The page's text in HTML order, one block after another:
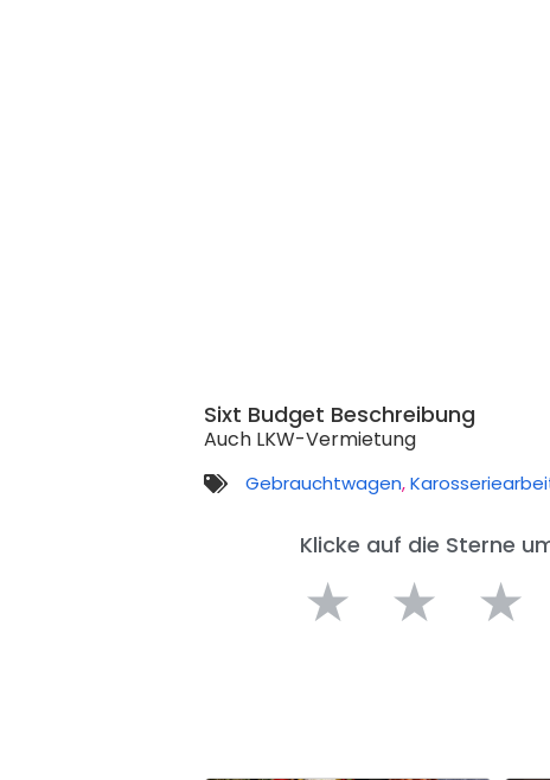
Sixt Budget Beschreibung
Auch LKW-Vermietung
Gebrauchtwagen,
Klicke auf die Sterne
★ ★ ★